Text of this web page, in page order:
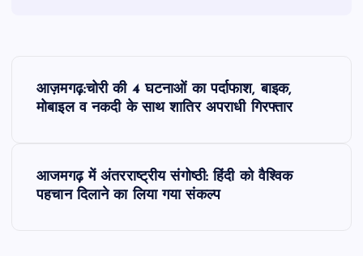
आज़मगढ़:चोरी की 4 घटनाओं का पर्दाफाश, बाइक,
मोबाइल व नकदी के साथ शातिर अपराधी गिरफ्तार
आजमगढ़ में अंतरराष्ट्रीय संगोष्ठी: हिंदी को वैश्विक
पहचान दिलाने का लिया गया संकल्प